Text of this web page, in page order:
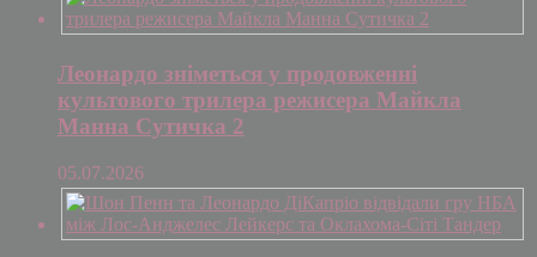
Леонардо зніметься у продовженні
культового трилера режисера Майкла
Манна Сутичка 2
05.07.2026